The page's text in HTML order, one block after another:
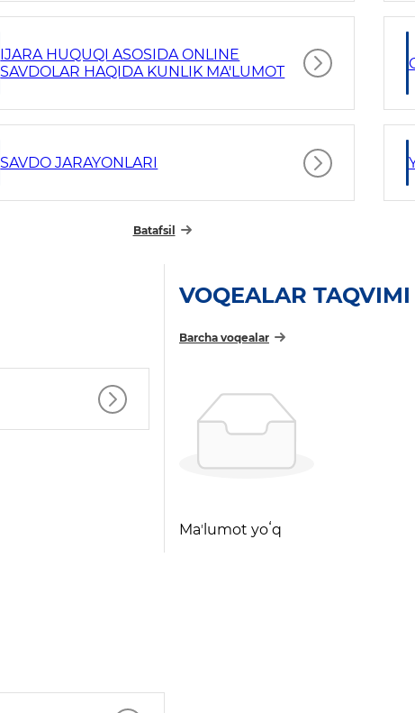
IJARA HUQUQI ASOSIDA ONLINE
SAVDOLAR HAQIDA KUNLIK MA'LUMOT
SAVDO JARAYONLARI
Batafsil
VOQEALAR TAQVIMI
Barcha voqealar
Maʼlumot yoʻq